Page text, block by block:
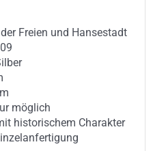
Freien und Hansestadt
möglich
historischem Charakter